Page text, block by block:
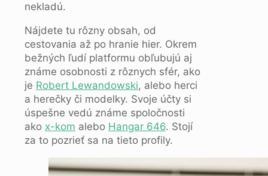
nekladú.
Nájdete tu rôzny obsah, od
cestovania až po hranie hier. Okrem
bežných ľudí platformu obľubujú aj
známe osobnosti z rôznych sfér, ako
je Robert Lewandowski, alebo herci
a herečky či modelky. Svoje účty si
úspešne vedú známe spoločnosti
ako x-kom alebo Hangar 646. Stojí
za to pozrieť sa na tieto profily.